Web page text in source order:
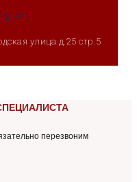
улица д.25 стр.5
перезвоним